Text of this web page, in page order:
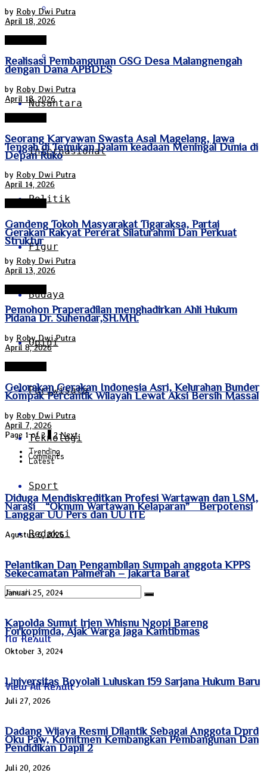
Sumatra Selatan
Sumatra Utara
Nusantara
Internasional
Politik
Figur
Budaya
Opini
Pariwisata
Teknologi
Sport
Redaksi
No Result
View All Result
by Roby Dwi Putra
April 18, 2026
Realisasi Pembangunan GSG Desa Malangnengah
dengan Dana APBDES
by Roby Dwi Putra
April 18, 2026
Seorang Karyawan Swasta Asal Magelang, Jawa
Tengah di Temukan Dalam keadaan Meningal Dunia di
Depan Ruko
by Roby Dwi Putra
April 14, 2026
Gandeng Tokoh Masyarakat Tigaraksa, Partai
Gerakan Rakyat Pererat Silaturahmi Dan Perkuat
Struktur
by Roby Dwi Putra
April 13, 2026
Pemohon Praperadilan menghadirkan Ahli Hukum
Pidana Dr. Suhendar,SH.MH.
by Roby Dwi Putra
April 8, 2026
Gelorakan Gerakan Indonesia Asri, Kelurahan Bunder
Kompak Percantik Wilayah Lewat Aksi Bersih Massal
by Roby Dwi Putra
April 7, 2026
Page 1 of 2
2 Next
Trending
Comments
Latest
Diduga Mendiskreditkan Profesi Wartawan dan LSM,
Narasi “Oknum Wartawan Kelaparan” Berpotensi
Langgar UU Pers dan UU ITE
Agustus 6, 2026
Pelantikan Dan Pengambilan Sumpah anggota KPPS
Sekecamatan Palmerah – Jakarta Barat
Januari 25, 2024
Kapolda Sumut Irjen Whisnu Ngopi Bareng
Forkopimda, Ajak Warga Jaga Kamtibmas
Oktober 3, 2024
Universitas Boyolali Luluskan 159 Sarjana Hukum Baru
Juli 27, 2026
Dadang Wijaya Resmi Dilantik Sebagai Anggota Dprd
Oku Paw, Komitmen Kembangkan Pembangunan Dan
Pendidikan Dapil 2
Juli 20, 2026